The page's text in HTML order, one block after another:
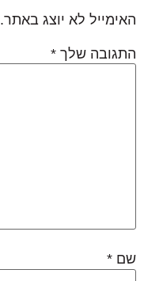
האימייל לא יוצג באתר.
התגובה שלך *
שם *